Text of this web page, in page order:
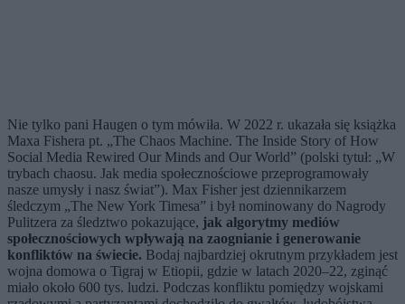
Nie tylko pani Haugen o tym mówiła. W 2022 r. ukazała się książka
Maxa Fishera pt. „The Chaos Machine. The Inside Story of How
Social Media Rewired Our Minds and Our World” (polski tytuł: „W
trybach chaosu. Jak media społecznościowe przeprogramowały
nasze umysły i nasz świat”). Max Fisher jest dziennikarzem
śledczym „The New York Timesa” i był nominowany do Nagrody
Pulitzera za śledztwo pokazujące, jak algorytmy mediów
społecznościowych wpływają na zaognianie i generowanie
konfliktów na świecie. Bodaj najbardziej okrutnym przykładem jest
wojna domowa o Tigraj w Etiopii, gdzie w latach 2020–22, zginąć
miało około 600 tys. ludzi. Podczas konfliktu pomiędzy wojskami